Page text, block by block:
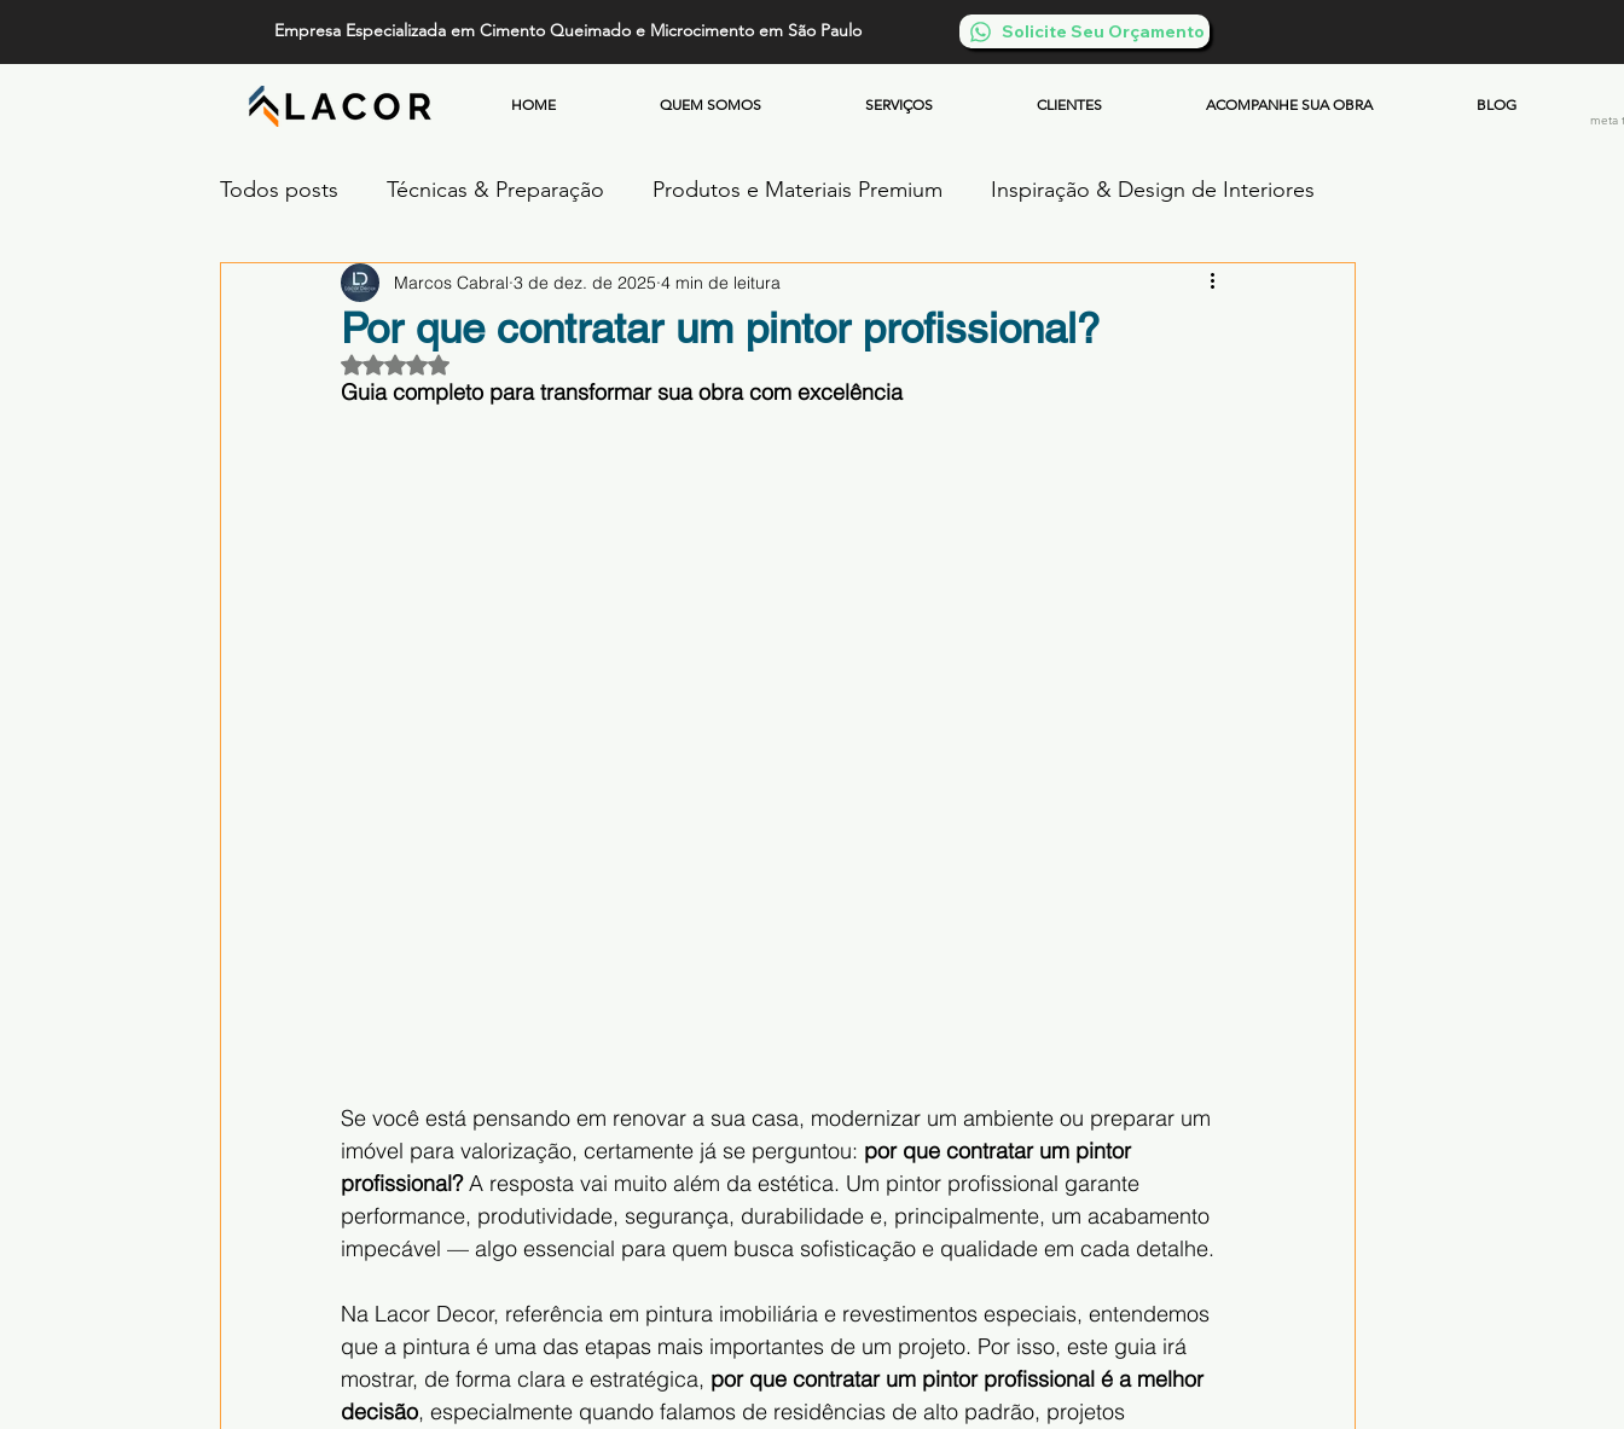
Empresa Especializada em Cimento Queimado e Microcimento em São Paulo Solicite Seu Orçamento
HOME QUEM SOMOS SERVIÇOS CLIENTES ACOMPANHE SUA OBRA BLOG
meta
Todos posts Técnicas & Preparação Produtos e Materiais Premium Inspiração & Design de Interiores
Design, Tendências e Serviços Piso de Cimento Queimado Parede de Cimento Queimado
Projetos de Alto Padrão Cimento Queimado Microcimento Queimado
Por que contratar um pintor profissional?
Marcos Cabral 3 de dez. de 2025 4 min de leitura
Avaliado com NaN de 5 estrelas.
Guia completo para transformar sua obra com excelência
Se você está pensando em renovar a sua casa, modernizar um ambiente ou preparar um
imóvel para valorização, certamente já se perguntou: por que contratar um pintor
profissional? A resposta vai muito além da estética. Um pintor profissional garante
performance, produtividade, segurança, durabilidade e, principalmente, um acabamento
impecável — algo essencial para quem busca sofisticação e qualidade em cada detalhe.
Na Lacor Decor, referência em pintura imobiliária e revestimentos especiais, entendemos
que a pintura é uma das etapas mais importantes de um projeto. Por isso, este guia irá
mostrar, de forma clara e estratégica, por que contratar um pintor profissional é a melhor
decisão, especialmente quando falamos de residências de alto padrão, projetos